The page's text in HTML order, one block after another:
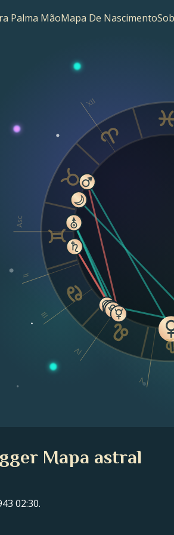
Palma MãoMapa De Nascimento
Asc
II
III
IV
V
XII
Mapa astral
02:30.